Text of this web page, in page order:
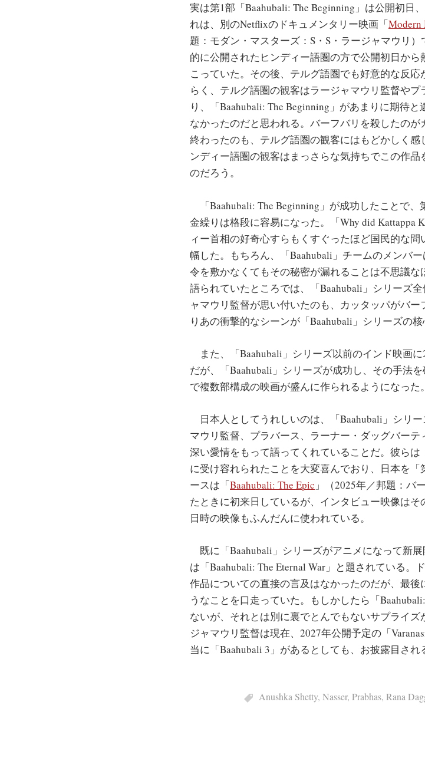
実は第1部「Baahubali: The Beginning」は公開初日
れは、別のNetflixのドキュメンタリー映画「Modern
題：モダン・マスターズ：S・S・ラージャマウリ
的に公開されたヒンディー語圏の方で公開初日か
こっていた。その後、テルグ語圏でも好意的な反
らく、テルグ語圏の観客はラージャマウリ監督や
り、「Baahubali: The Beginning」があまりに期待
なかったのだと思われる。バーフバリを殺したの
終わったのも、テルグ語圏の観客にはもどかしく
ンディー語圏の観客はまっさらな気持ちでこの作
のだろう。
「Baahubali: The Beginning」が成功したことで、
金繰りは格段に容易になった。「Why did Kattappa
ィー首相の好奇心すらもくすぐったほど国民的な
幅した。もちろん、「Baahubali」チームのメンバ
令を敷かなくてもその秘密が漏れることは不思議
語られていたところでは、「Baahubali」シリーズ
ャマウリ監督が思い付いたのも、カッタッパがバ
りあの衝撃的なシーンが「Baahubali」シリーズの
また、「Baahubali」シリーズ以前のインド映画
だが、「Baahubali」シリーズが成功し、その手法
で複数部構成の映画が盛んに作られるようになった。
日本人としてうれしいのは、「Baahubali」シリ
マウリ監督、プラバース、ラーナー・ダッグバー
深い愛情をもって語ってくれていることだ。彼ら
に受け容れられたことを大変喜んでおり、日本を
ースは「Baahubali: The Epic 」（2025年／邦題：バ
たときに初来日しているが、インタビュー映像は
日時の映像もふんだんに使われている。
既に「Baahubali」シリーズがアニメになって新
は「Baahubali: The Eternal War」と題されている。
作品についての直接の言及はなかったのだが、最後
うなことを口走っていた。もしかしたら「
ないが、それとは別に裏でとんでもないサプライ
ジャマウリ監督は現在、2027年公開予定の「
当に「Baahubali 3」があるとしても、お披露目され
Anushka Shetty, Nasser, Prabhas, Rana